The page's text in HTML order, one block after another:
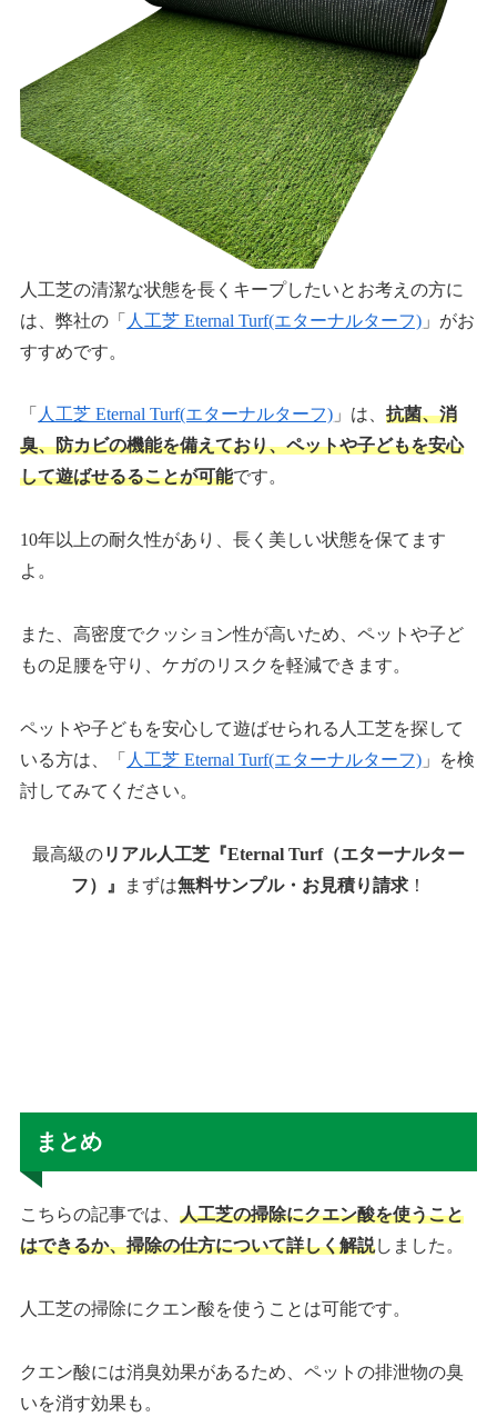
人工芝の清潔な状態を長くキープしたいとお考えの方に
は、弊社の「 人工芝 Eternal Turf(エターナルターフ) 」がお
すすめです。
「 人工芝 Eternal Turf(エターナルターフ) 」は、抗菌、消
臭、防カビの機能を備えており、ペットや子どもを安心
して遊ばせるることが可能です。
10年以上の耐久性があり、長く美しい状態を保てます
よ。
また、高密度でクッション性が高いため、ペットや子ど
もの足腰を守り、ケガのリスクを軽減できます。
ペットや子どもを安心して遊ばせられる人工芝を探して
いる方は、「 人工芝 Eternal Turf(エターナルターフ) 」を検
討してみてください。
最高級のリアル人工芝『Eternal Turf（エターナルター
フ）』
まずは無料サンプル・お見積り請求 ！
まとめ
こちらの記事では、人工芝の掃除にクエン酸を使うこと
はできるか、掃除の仕方について詳しく解説しました。
人工芝の掃除にクエン酸を使うことは可能です。
クエン酸には消臭効果があるため、ペットの排泄物の臭
いを消す効果も。